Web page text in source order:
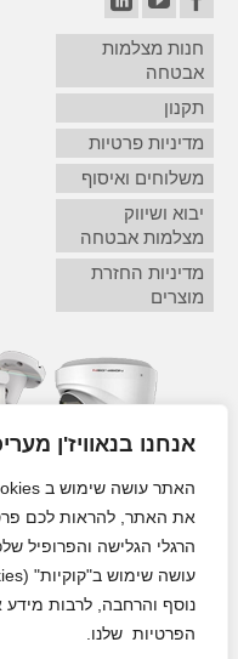
אנחנו בנאוויז'ן
את האתר, להראות לכם
הרגלי הגלישה והפרופיל
נוסף והרחבה, לרבות מידע
הפרטיות שלנו.
חנות מצלמות
אבטחה
תקנון
מדיניות פרטיות
משלוחים ואיסוף
יבוא ושיווק
מצלמות אבטחה
מדיניות החזרת
מוצרים